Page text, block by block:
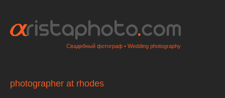
Свадебный фотограф • Wedding photography
photographer at rhodes